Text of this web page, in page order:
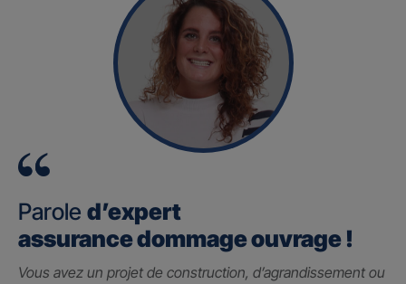
Parole d’expert
assurance dommage ouvrage !
Vous avez un projet de construction, d’agrandissement ou